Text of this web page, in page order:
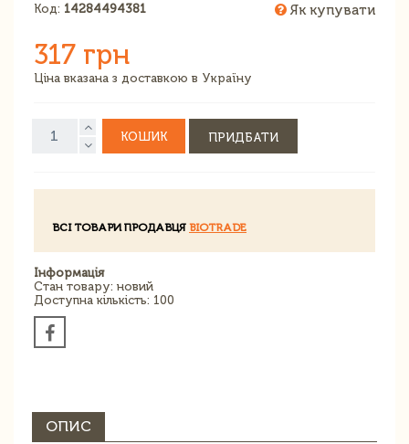
Код: 14284494381 Як купувати
317 грн
Ціна вказана з доставкою в Україну
КОШИК ПРИДБАТИ
ВСІ ТОВАРИ ПРОДАВЦЯ BIOTRADE
Інформація
Стан товару: новий
Доступна кількість: 100
ОПИС